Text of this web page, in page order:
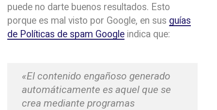
puede no darte buenos resultados. Esto
porque es mal visto por Google, en sus guías
de Políticas de spam Google indica que:
«El contenido engañoso generado
automáticamente es aquel que se
crea mediante programas